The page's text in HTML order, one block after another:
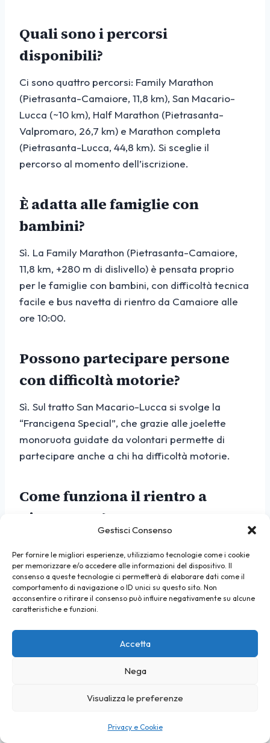
Gestisci Consenso
Per fornire le migliori esperienze, utilizziamo tecnologie come i cookie
per memorizzare e/o accedere alle informazioni del dispositivo. Il
consenso a queste tecnologie ci permetterà di elaborare dati come il
comportamento di navigazione o ID unici su questo sito. Non
acconsentire o ritirare il consenso può influire negativamente su alcune
caratteristiche e funzioni.
Accetta
Nega
Visualizza le preferenze
Privacy e Cookie
Quali sono i percorsi
disponibili?
Ci sono quattro percorsi: Family Marathon
(Pietrasanta-Camaiore, 11,8 km), San Macario-
Lucca (~10 km), Half Marathon (Pietrasanta-
Valpromaro, 26,7 km) e Marathon completa
(Pietrasanta-Lucca, 44,8 km). Si sceglie il
percorso al momento dell’iscrizione.
È adatta alle famiglie con
bambini?
Sì. La Family Marathon (Pietrasanta-Camaiore,
11,8 km, +280 m di dislivello) è pensata proprio
per le famiglie con bambini, con difficoltà tecnica
facile e bus navetta di rientro da Camaiore alle
ore 10:00.
Possono partecipare persone
con difficoltà motorie?
Sì. Sul tratto San Macario-Lucca si svolge la
“Francigena Special”, che grazie alle joelette
monoruota guidate da volontari permette di
partecipare anche a chi ha difficoltà motorie.
Come funziona il rientro a
Pietrasanta?
rientro dal punto di arrivo scelto. Le navette
partono da Camaiore (dalle 10:00), da
Valpromaro (dalle 13:15) e da Lucca (dalle 14:00).
Dove arriva il percorso a Lucca?
I percorsi diretti a Lucca entrano nel centro
storico e si concludono nell’area delle Mura
Urbane / giardino della Cattedrale di San Martino,
accoglienza. Il punto esatto dell’edizione 2026